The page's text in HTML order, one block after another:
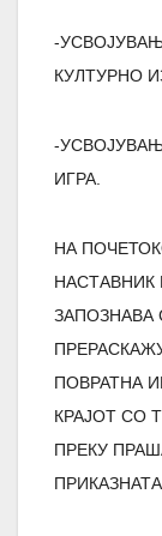
-
КУЛТУРНО
-
ИГРА.
НА
НАСТАВНИК
ЗАПОЗНАВА
ПОВРАТНА
КРАЈОТ СО
ПРЕКУ